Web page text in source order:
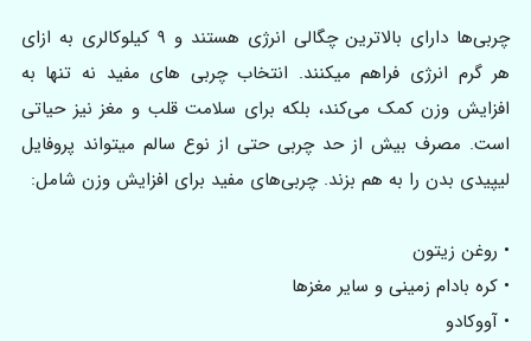
چربی‌ها دارای بالاترین چگالی انرژی هستند و ۹ کیلوکالری به ازای
هر گرم انرژی فراهم میکنند. انتخاب چربی های مفید نه‌ تنها به
افزایش وزن کمک می‌کند، بلکه برای سلامت قلب و مغز نیز حیاتی
است. مصرف بیش از حد چربی حتی از نوع سالم میتواند پروفایل
لیپیدی بدن را به هم بزند. چربی‌های مفید برای افزایش وزن شامل:
• روغن زیتون
• کره بادام زمینی و سایر مغزها
• آووکادو